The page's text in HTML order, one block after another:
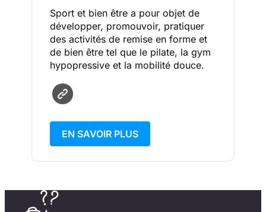
Sport et bien être a pour objet de
développer, promouvoir, pratiquer
des activités de remise en forme et
de bien être tel que le pilate, la gym
hypopressive et la mobilité douce.
EN SAVOIR PLUS